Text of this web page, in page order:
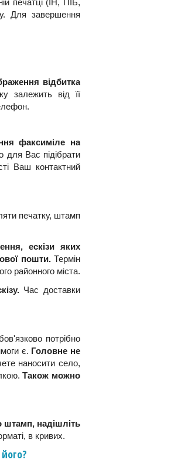
печатці (ІН, ПІБ,
Для завершення
відбитка
залежить від її
факсиміле на
Вас підібрати
Ваш контактний
печатку, штамп
ескізи яких
пошти.Термін
районного міста.
Час доставки
потрібно
є. Головне не
наносити село,
Також можно
штамп, надішліть
в кривих.